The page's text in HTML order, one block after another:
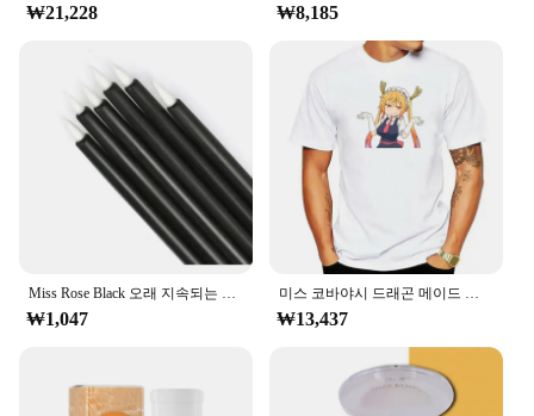
₩21,228 ₩8,185
₩1,047 ₩13,437